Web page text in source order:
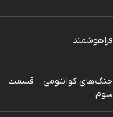
فراهوشمند
جنگ‌های کوانتومی – قسمت
سوم